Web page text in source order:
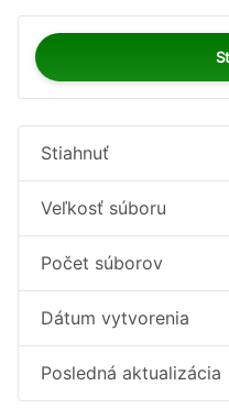
Stiahnuť
Veľkosť súboru
Počet súborov
Dátum vytvorenia
Posledná aktualizácia